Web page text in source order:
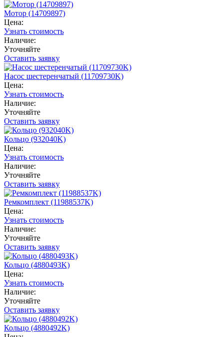
Мотор (14709897)
Цена:
Узнать стоимость
Наличие:
Уточняйте
Оставить заявку
Насос шестеренчатый (11709730K)
Цена:
Узнать стоимость
Наличие:
Уточняйте
Оставить заявку
Кольцо (932040K)
Цена:
Узнать стоимость
Наличие:
Уточняйте
Оставить заявку
Ремкомплект (11988537K)
Цена:
Узнать стоимость
Наличие:
Уточняйте
Оставить заявку
Кольцо (4880493K)
Цена:
Узнать стоимость
Наличие:
Уточняйте
Оставить заявку
Кольцо (4880492K)